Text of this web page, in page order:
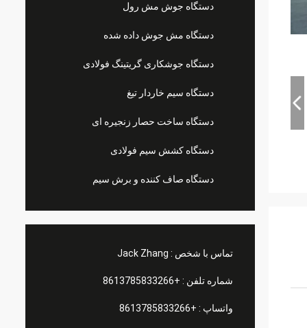
دستگاه جوش مش رول
دستگاه مش جوش داده شده
دستگاه جوشکاری گریتینگ فولادی
دستگاه سیم خاردار تیغ
دستگاه ساخت حصار زنجیره ای
دستگاه کشش سیم فولادی
دستگاه صاف کننده و برش سیم
تماس با شخص : Jack Zhang
شماره تلفن : +8613785833266
واتساپ : +8613785833266